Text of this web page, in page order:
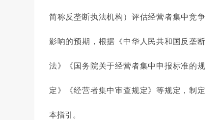
简称反垄断执法机构）评估经营者集中竞争
影响的预期，根据《中华人民共和国反垄断
法》《国务院关于经营者集中申报标准的规
定》《经营者集中审查规定》等规定，制定
本指引。